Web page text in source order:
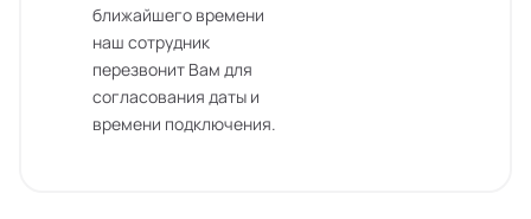
ближайшего времени
наш сотрудник
перезвонит Вам для
согласования даты и
времени подключения.